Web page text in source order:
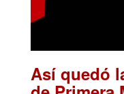
Así quedó